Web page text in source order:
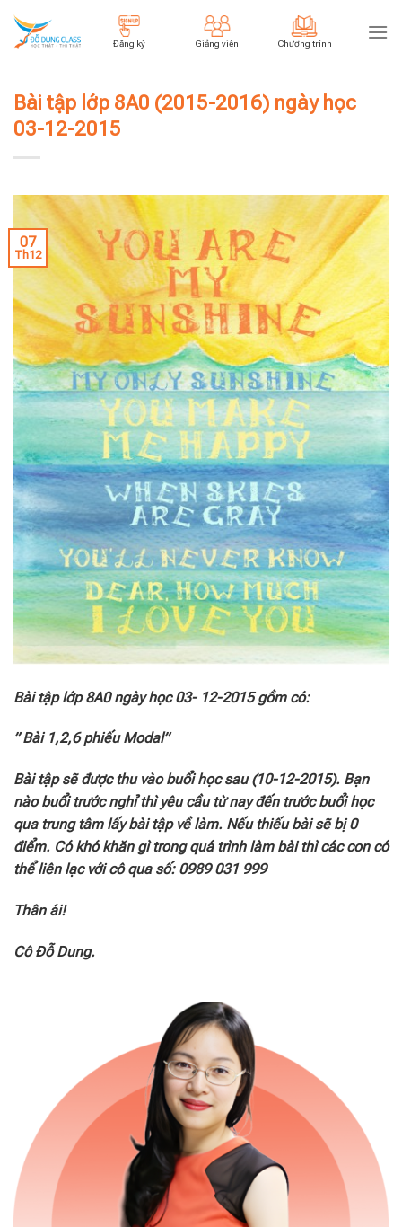
Skip
Đăng ký Giảng viên Chương trình
Bài tập lớp 8A0 (2015-2016) ngày học
03-12-2015
07
Th12
Bài tập lớp 8A0 ngày học 03- 12-2015 gồm có:
” Bài 1,2,6 phiếu Modal”
Bài tập sẽ được thu vào buổi học sau (10-12-2015). Bạn
nào buổi trước nghỉ thì yêu cầu từ nay đến trước buổi học
qua trung tâm lấy bài tập về làm. Nếu thiếu bài sẽ bị 0
điểm. Có khó khăn gì trong quá trình làm bài thì các con có
thể liên lạc với cô qua số: 0989 031 999
Thân ái!
Cô Đỗ Dung.